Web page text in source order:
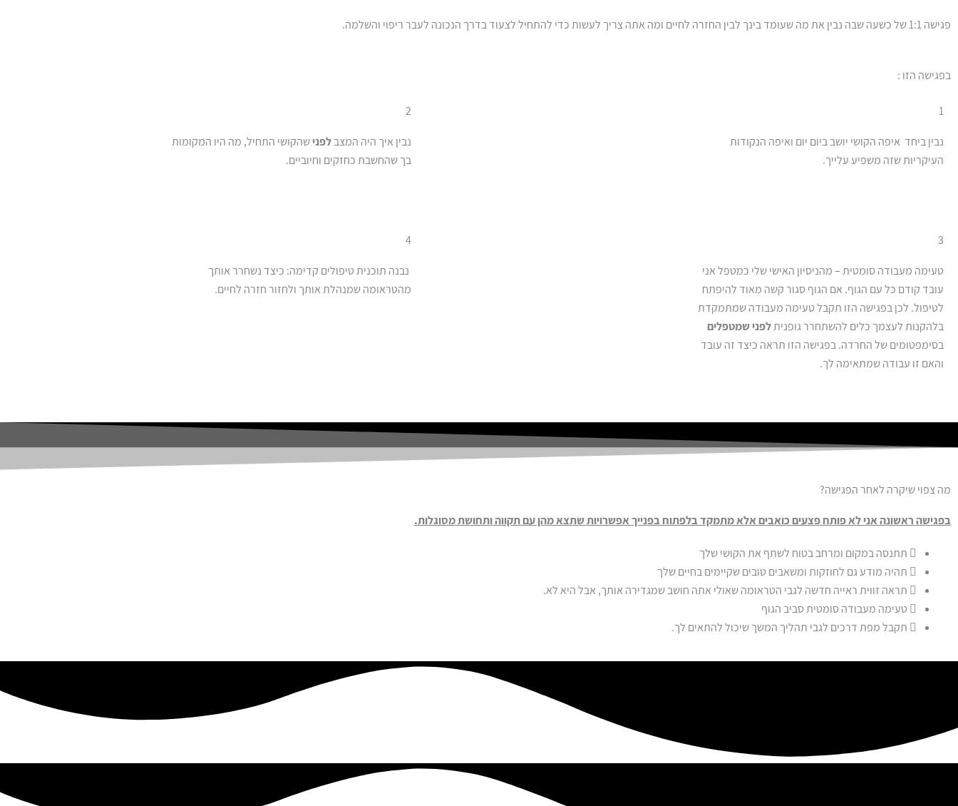
פגישה 1:1 של כשעה שבה נבין את מה שעומד בינך לבין החזרה לחיים ומה אתה צריך לעשות כדי להתחיל לצעוד בדרך הנכונה לעבר ריפוי והשלמה.
בפגישה הזו :
1
נבין ביחד איפה הקושי יושב ביום יום ואיפה הנקודות
העיקריות שזה משפיע עלייך.
2
נבין איך היה המצבלפנישהקושי התחיל, מה היו המקומות
בך שהחשבת כחזקים וחיוביים.
3
טעימה מעבודה סומטית – מהניסיון האישי שלי כמטפל אני
עובד קודם כל עם הגוף. אם הגוף סגור קשה מאוד להיפתח
לטיפול. לכן בפגישה הזו תקבל טעימה מעבודה שמתמקדת
בלהקנות לעצמך כלים להשתחרר גופניתלפני שמטפלים
בסימפטומים של החרדה. בפגישה הזו תראה כיצד זה עובד
והאם זו עבודה שמתאימה לך.
4
נבנה תוכנית טיפולים קדימה: כיצד נשחרר אותך
מהטראומה שמנהלת אותך ולחזור חזרה לחיים.
מה צפוי שיקרה לאחר הפגישה?
בפגישה ראשונה אני לא פותח פצעים כואבים אלא מתמקד בלפתוח בפנייך אפשרויות שתצא מהן עם תקווה ותחושת מסוגלות.
תתנסה במקום ומרחב בטוח לשתף את הקושי שלך
תהיה מודע גם לחוזקות ומשאבים טובים שקיימים בחיים שלך
תראה זווית ראייה חדשה לגבי הטראומה שאולי אתה חושב שמגדירה אותך, אבל היא לא.
טעימה מעבודה סומטית סביב הגוף
תקבל מפת דרכים לגבי תהליך המשך שיכול להתאים לך.